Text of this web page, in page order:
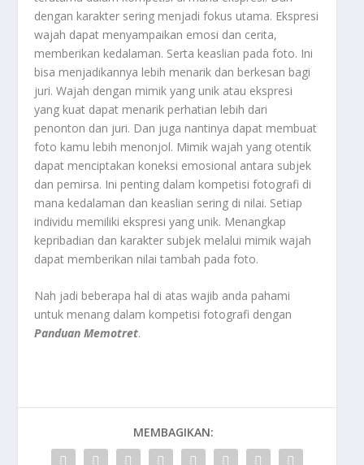
dengan karakter sering menjadi fokus utama. Ekspresi
wajah dapat menyampaikan emosi dan cerita,
memberikan kedalaman. Serta keaslian pada foto. Ini
bisa menjadikannya lebih menarik dan berkesan bagi
juri. Wajah dengan mimik yang unik atau ekspresi
yang kuat dapat menarik perhatian lebih dari
penonton dan juri. Dan juga nantinya dapat membuat
foto kamu lebih menonjol. Mimik wajah yang otentik
dapat menciptakan koneksi emosional antara subjek
dan pemirsa. Ini penting dalam kompetisi fotografi di
mana kedalaman dan keaslian sering di nilai. Setiap
individu memiliki ekspresi yang unik. Menangkap
kepribadian dan karakter subjek melalui mimik wajah
dapat memberikan nilai tambah pada foto.
Nah jadi beberapa hal di atas wajib anda pahami
untuk menang dalam kompetisi fotografi dengan
Panduan Memotret.
MEMBAGIKAN: